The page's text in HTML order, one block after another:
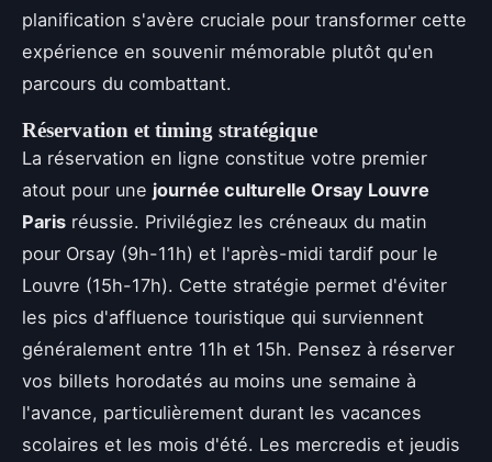
planification s'avère cruciale pour transformer cette
expérience en souvenir mémorable plutôt qu'en
parcours du combattant.
Réservation et timing stratégique
La réservation en ligne constitue votre premier
atout pour une journée culturelle Orsay Louvre
Paris réussie. Privilégiez les créneaux du matin
pour Orsay (9h-11h) et l'après-midi tardif pour le
Louvre (15h-17h). Cette stratégie permet d'éviter
les pics d'affluence touristique qui surviennent
généralement entre 11h et 15h. Pensez à réserver
vos billets horodatés au moins une semaine à
l'avance, particulièrement durant les vacances
scolaires et les mois d'été. Les mercredis et jeudis